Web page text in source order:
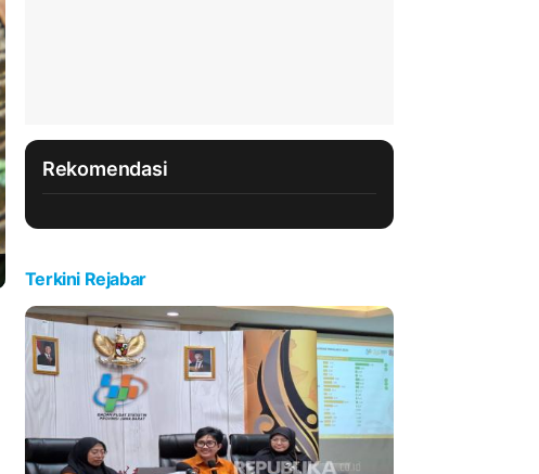
Rekomendasi
Terkini Rejabar